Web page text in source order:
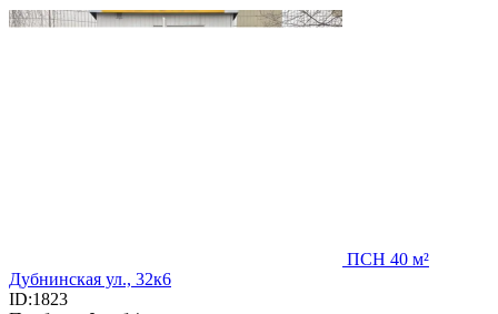
ПСН 40 м²
Дубнинская ул., 32к6
ID:1823